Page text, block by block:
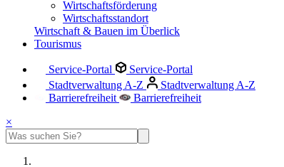
Wirtschaftsförderung
Wirtschaftsstandort
Wirtschaft & Bauen im Überlick
Tourismus
Service-Portal
Service-Portal
Stadtverwaltung A-Z
Stadtverwaltung A-Z
Barrierefreiheit
Barrierefreiheit
×